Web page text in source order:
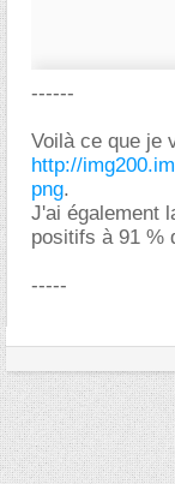
------
Voilà ce que je
http://
png.
J'ai également
positifs à 91 %
-----